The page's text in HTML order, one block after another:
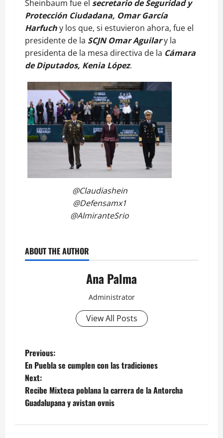
Sheinbaum fue el secretario de Seguridad y
Protección Ciudadana, Omar García
Harfuchy los que, si estuvieron ahora, fue el
presidente de la SCJN Omar Aguilary la
presidenta de la mesa directiva de la Cámara
de Diputados, Kenia López.
@Claudiashein
@Defensamx1
@AlmiranteSrio
ABOUT THE AUTHOR
Ana Palma
Administrator
View All Posts
Post
navigation
Previous:
En Puebla se cumplen con las tradiciones
Next:
Recibe Mixteca poblana la carrera de la Antorcha
Guadalupana y avistan ovnis